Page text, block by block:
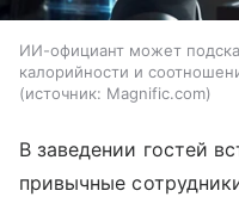
ИИ-официант может
калорийности и
источник: Magnific.com
В заведении гостей
привычные